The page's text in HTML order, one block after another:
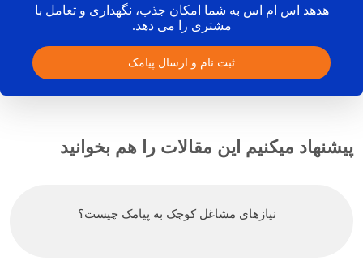
هدهد اس ام اس به شما امکان جذب، نگهداری و تعامل با
مشتری را می دهد.
ثبت نام و ارسال پیامک
پیشنهاد میکنیم این مقالات را هم بخوانید
نیازهای مشاغل کوچک به پیامک چیست؟